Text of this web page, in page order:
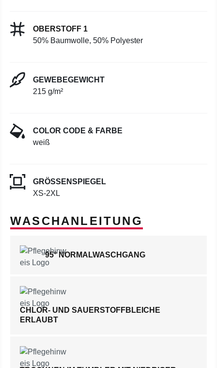
OBERSTOFF 1
50% Baumwolle, 50% Polyester
GEWEBEGEWICHT
215 g/m²
COLOR CODE & FARBE
weiß
GRÖSSENSPIEGEL
XS-2XL
WASCHANLEITUNG
95° NORMALWASCHGANG
CHLOR- UND SAUERSTOFFBLEICHE
ERLAUBT